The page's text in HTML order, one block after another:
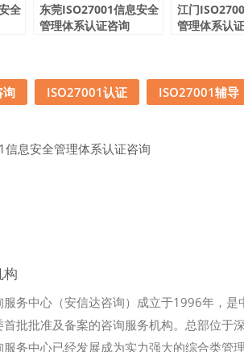
全
东莞ISO27001信息安全
管理体系认证咨询
江门
管理体系认
询 ISO27001认证 ISO27001辅导
信息安全管理体系认证咨询
构
务中心（安信达咨询）成立于1996年，
批批准及备案的咨询服务机构。总部位于
务中心已经发展成为实力强大的综合类